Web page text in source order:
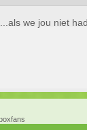
we jou niet